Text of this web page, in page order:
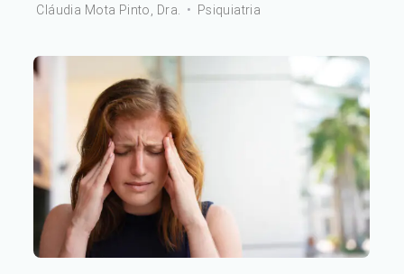
Cláudia Mota Pinto, Dra. • Psiquiatria